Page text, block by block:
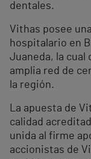
dentales.
Vithas posee
hospitalario en
Juaneda, la cual
amplia red de
la región.
La apuesta de
calidad
unida al firme
accionistas de